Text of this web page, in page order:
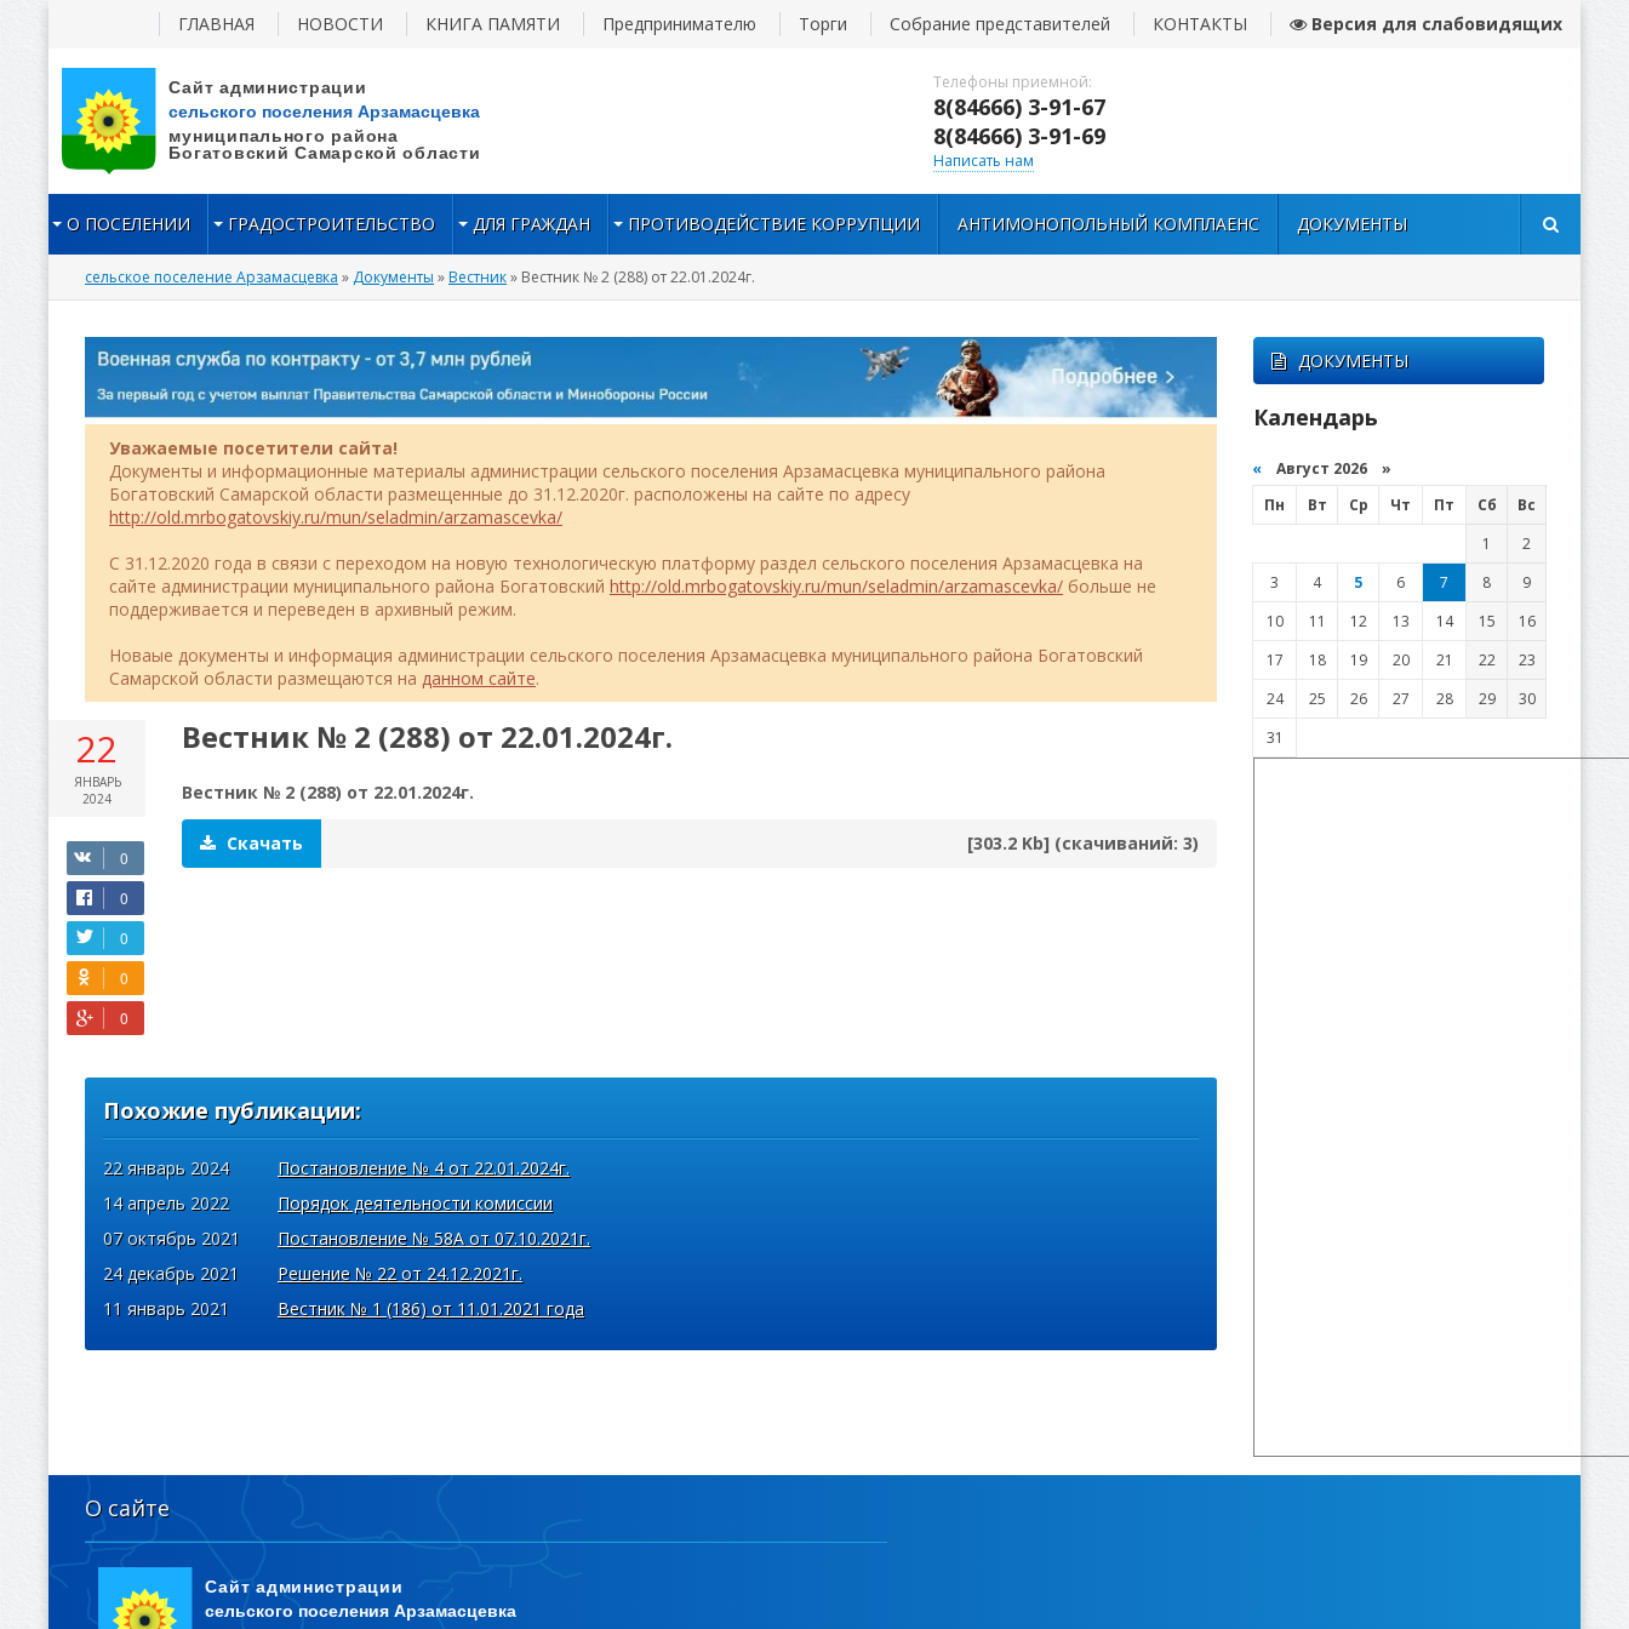
Телефоны приемной:
8(84666) 3-91-67
8(84666) 3-91-69
Написать нам
ГЛАВНАЯ НОВОСТИ КНИГА ПАМЯТИ Предпринимателю Торги Собрание представителей КОНТАКТЫ Версия для слабовидящих
О ПОСЕЛЕНИИ ГРАДОСТРОИТЕЛЬСТВО ДЛЯ ГРАЖДАН ПРОТИВОДЕЙСТВИЕ КОРРУПЦИИ АНТИМОНОПОЛЬНЫЙ КОМПЛАЕНС ДОКУМЕНТЫ
сельское поселение Арзамасцевка » Документы »Вестник» Вестник № 2 (288) от 22.01.2024г.
Уважаемые посетители сайта!
Документы и информационные материалы администрации сельского поселения Арзамасцевка муниципального района
Богатовский Самарской области размещенные до 31.12.2020г. расположены на сайте по адресу
http://old.mrbogatovskiy.ru/mun/seladmin/arzamascevka/
C 31.12.2020 года в связи с переходом на новую технологическую платформу раздел сельского поселения Арзамасцевка на
сайте администрации муниципального района Богатовский http://old.mrbogatovskiy.ru/mun/seladmin/arzamascevka/ больше не
поддерживается и переведен в архивный режим.
Новаые документы и информация администрации сельского поселения Арзамасцевка муниципального района Богатовский
Самарской области размещаются на данном сайте.
22
ЯНВАРЬ
2024
Вестник № 2 (288) от 22.01.2024г.
Вестник № 2 (288) от 22.01.2024г.
Скачать [303.2 Kb] (cкачиваний: 3)
Похожие публикации:
22 январь 2024
Постановление № 4 от 22.01.2024г.
14 апрель 2022
Порядок деятельности комиссии
07 октябрь 2021
Постановление № 58А от 07.10.2021г.
24 декабрь 2021
Решение № 22 от 24.12.2021г.
11 январь 2021
Вестник № 1 (186) от 11.01.2021 года
ДОКУМЕНТЫ
Календарь
« Август 2026 »
Пн
Вт Ср Чт Пт Сб
Вс
1
2
3
4 5 6 7 8
9
10
11 12 13 14 15
16
17
18 19 20 21 22
23
24
25 26 27 28 29
30
31
О сайте